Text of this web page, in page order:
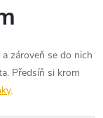
zároveň se do nich
Předsíň si krom
.